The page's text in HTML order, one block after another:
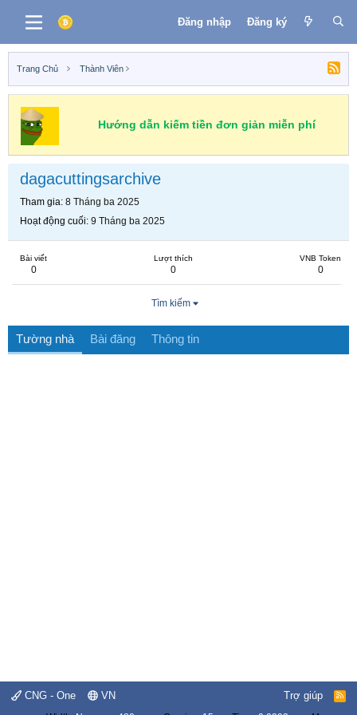
Đăng nhập Đăng ký
Trang Chủ Thành Viên
Hướng dẫn kiếm tiền đơn giản miễn phí
dagacuttingsarchive
Tham gia 8 Tháng ba 2025
Hoạt động cuối 9 Tháng ba 2025
Bài viết
0
Lượt thích
0
VNB Token
0
Tìm kiếm
Tường nhà Bài đăng Thông tin
CNG - One VN Trợ giúp
R